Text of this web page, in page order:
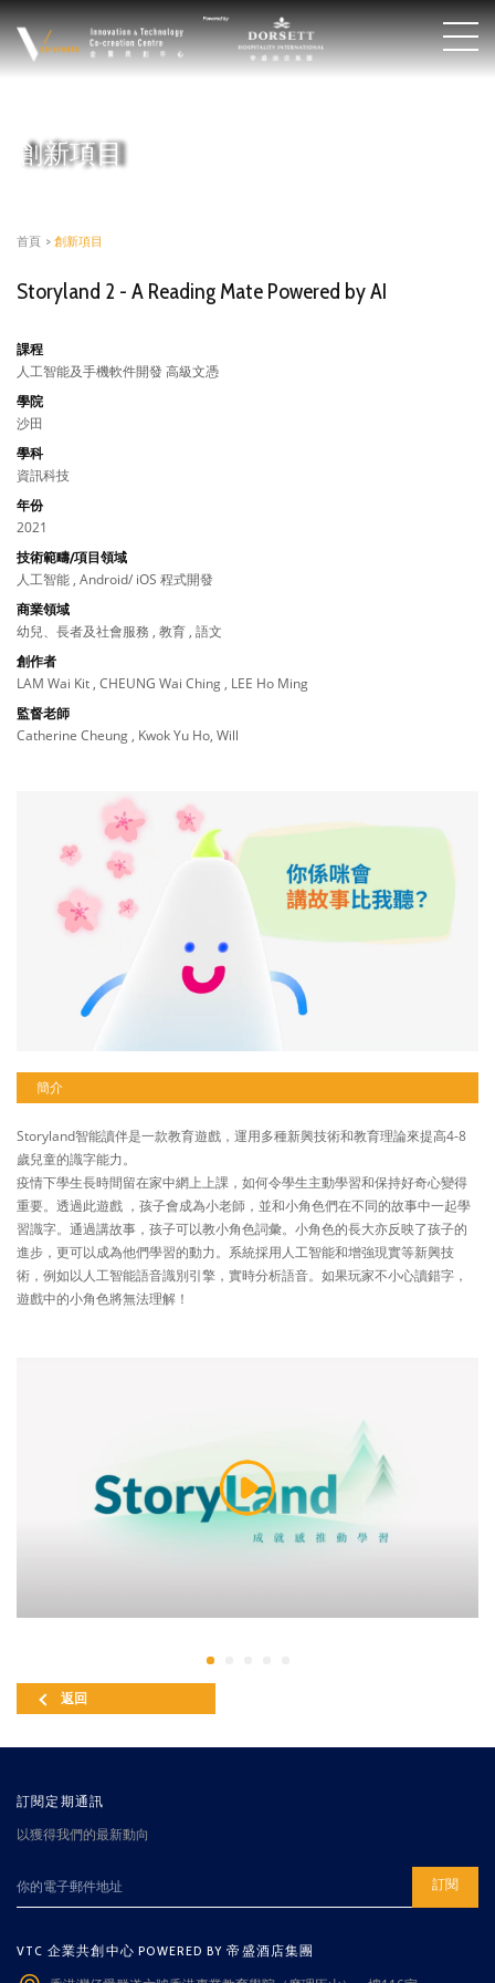
創新項目
首頁 > 創新項目
Storyland 2 - A Reading Mate Powered by AI
課程
人工智能及手機軟件開發 高級文憑
學院
沙田
學科
資訊科技
年份
2021
技術範疇/項目領域
人工智能 , Android/ iOS 程式開發
商業領域
幼兒、長者及社會服務 , 教育 , 語文
創作者
LAM Wai Kit , CHEUNG Wai Ching , LEE Ho Ming
監督老師
Catherine Cheung , Kwok Yu Ho, Will
簡介
Storyland智能讀伴是一款教育遊戲，運用多種新興技術和教育理論來提高4-8
歲兒童的識字能力。
疫情下學生長時間留在家中網上上課，如何令學生主動學習和保持好奇心變得
重要。透過此遊戲 ，孩子會成為小老師，並和小角色們在不同的故事中一起學
習識字。通過講故事，孩子可以教小角色詞彙。小角色的長大亦反映了孩子的
進步，更可以成為他們學習的動力。系統採用人工智能和增強現實等新興技
術，例如以人工智能語音識別引擎，實時分析語音。如果玩家不小心讀錯字，
遊戲中的小角色將無法理解！
返回
訂閱定期通訊
以獲得我們的最新動向
訂閱
VTC 企業共創中心 POWERED BY 帝盛酒店集團